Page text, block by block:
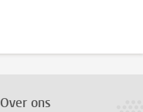
Over ons